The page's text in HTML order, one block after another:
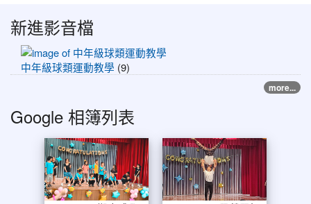
新進影音檔
中年級球類運動教學 (9)
more...
Google 相簿列表
1150629期末成果發表